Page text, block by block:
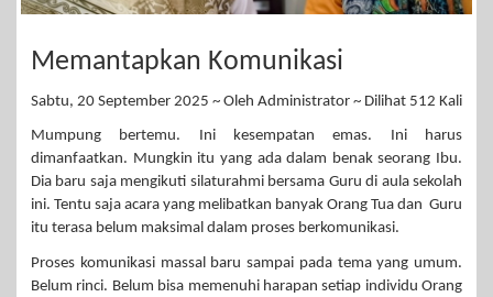
Memantapkan Komunikasi
Sabtu, 20 September 2025 ~ Oleh Administrator ~ Dilihat 512 Kali
Mumpung bertemu. Ini kesempatan emas. Ini harus
dimanfaatkan. Mungkin itu yang ada dalam benak seorang Ibu.
Dia baru saja mengikuti silaturahmi bersama Guru di aula sekolah
ini. Tentu saja acara yang melibatkan banyak Orang Tua dan Guru
itu terasa belum maksimal dalam proses berkomunikasi.
Proses komunikasi massal baru sampai pada tema yang umum.
Belum rinci. Belum bisa memenuhi harapan setiap individu Orang